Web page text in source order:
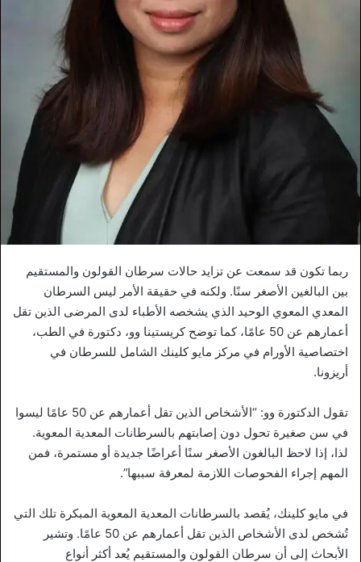
ربما تكون قد سمعت عن تزايد حالات سرطان القولون والمستقيم
بين البالغين الأصغر سنًا. ولكنه في حقيقة الأمر ليس السرطان
المعدي المعوي الوحيد الذي يشخصه الأطباء لدى المرضى الذين تقل
أعمارهم عن 50 عامًا، كما توضح كريستينا وو، دكتورة في الطب،
اختصاصية الأورام في مركز مايو كلينك الشامل للسرطان في
أريزونا.
تقول الدكتورة وو: “الأشخاص الذين تقل أعمارهم عن 50 عامًا ليسوا
في سن صغيرة تحول دون إصابتهم بالسرطانات المعدية المعوية.
لذا، إذا لاحظ البالغون الأصغر سنًا أعراضًا جديدة أو مستمرة، فمن
المهم إجراء الفحوصات اللازمة لمعرفة سببها”.
في مايو كلينك، يُقصد بالسرطانات المعدية المعوية المبكرة تلك التي
تُشخص لدى الأشخاص الذين تقل أعمارهم عن 50 عامًا. وتشير
الأبحاث إلى أن سرطان القولون والمستقيم يُعد أكثر أنواع